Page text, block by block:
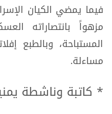
فيما يمضي الكيان
مزهواً بانتصاراته
المستباحة، وبالطبع
مساءلة.
* كاتبة وناشطة